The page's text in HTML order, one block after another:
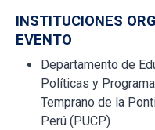
INSTITUCIONES
EVENTO
Departamento de
Políticas y
Temprano de la
Perú (PUCP)